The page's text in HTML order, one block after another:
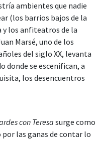
ambientes que nadie
(los barrios bajos de la
y los anfiteatros de la
Marsé, uno de los
del siglo XX, levanta
donde se escenifican, a
los desencuentros
con Teresasurge como
las ganas de contar lo